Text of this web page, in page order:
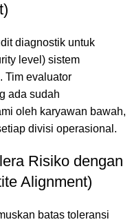
diagnostik untuk
level ) sistem
Tim evaluator
ada sudah
oleh karyawan bawah,
divisi operasional.
Risiko dengan
Alignment)
batas toleransi